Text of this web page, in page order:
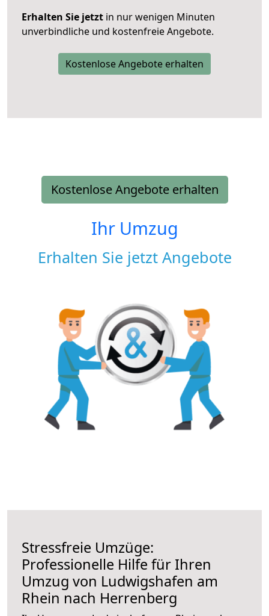
Erhalten Sie jetzt in nur wenigen Minuten
unverbindliche und kostenfreie Angebote.
Kostenlose Angebote erhalten
Kostenlose Angebote erhalten
Ihr Umzug
Erhalten Sie jetzt Angebote
Stressfreie Umzüge:
Professionelle Hilfe für Ihren
Umzug von Ludwigshafen am
Rhein nach Herrenberg